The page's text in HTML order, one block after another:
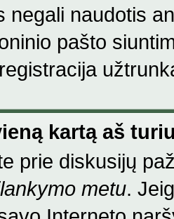
negali naudotis
pašto
kartą aš
prie diskusijų
metu.